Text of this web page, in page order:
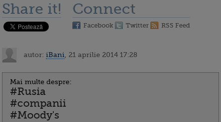
Share it! Connect
Facebook Twitter RSS Feed
autor: iBani , 21 aprilie 2014 17:28
Mai multe despre:
#Rusia
#companii
#Moody's